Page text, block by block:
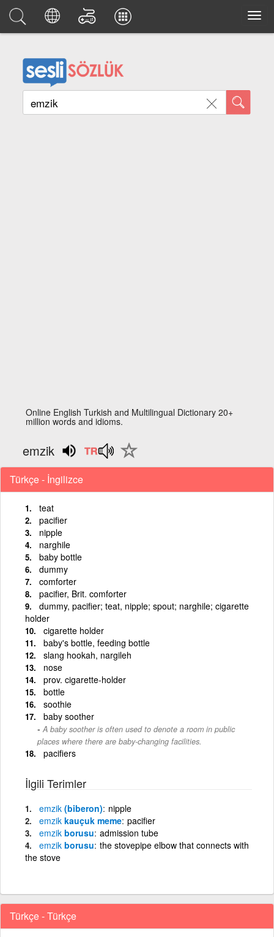
Online English Turkish and Multilingual Dictionary 20+
million words and idioms.
emzik
Türkçe - İngilizce
teat
pacifier
nipple
narghile
baby bottle
dummy
comforter
pacifier, Brit. comforter
dummy, pacifier; teat, nipple; spout; narghile; cigarette
holder
cigarette holder
baby's bottle, feeding bottle
slang hookah, nargileh
nose
prov. cigarette-holder
bottle
soothie
baby soother
A baby soother is often used to denote a room in public
places where there are baby-changing facilities.
pacifiers
İlgili Terimler
emzik (biberon) nipple
emzik kauçuk meme pacifier
emzik borusu admission tube
emzik borusu the stovepipe elbow that connects with
the stove
Türkçe - Türkçe